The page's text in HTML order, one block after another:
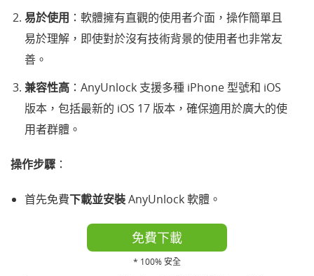
易於使用 ：軟體擁有直觀的使用者介面，操作簡單且
易於理解，即使對於沒有技術背景的使用者也非常友
善。
兼容性高 ：AnyUnlock 支援多種 iPhone 型號和 iOS
版本，包括最新的 iOS 17 版本，確保適用於廣大的使
用者群體。
操作步驟 ：
首先免費下載並安裝AnyUnlock 軟體。
免費下載
* 100% 安全